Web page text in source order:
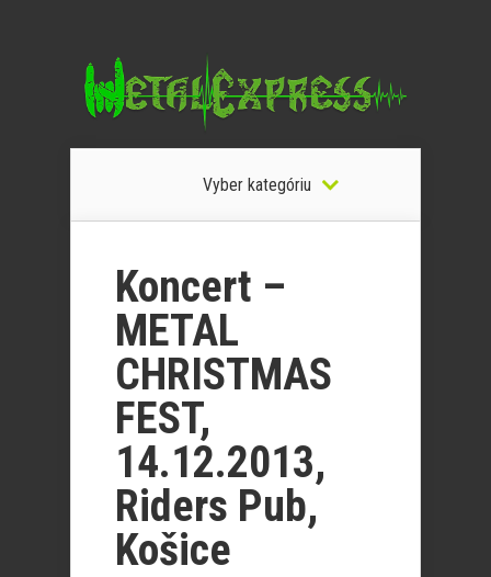
Vyber kategóriu
Koncert –
METAL
CHRISTMAS
FEST,
14.12.2013,
Riders Pub,
Košice